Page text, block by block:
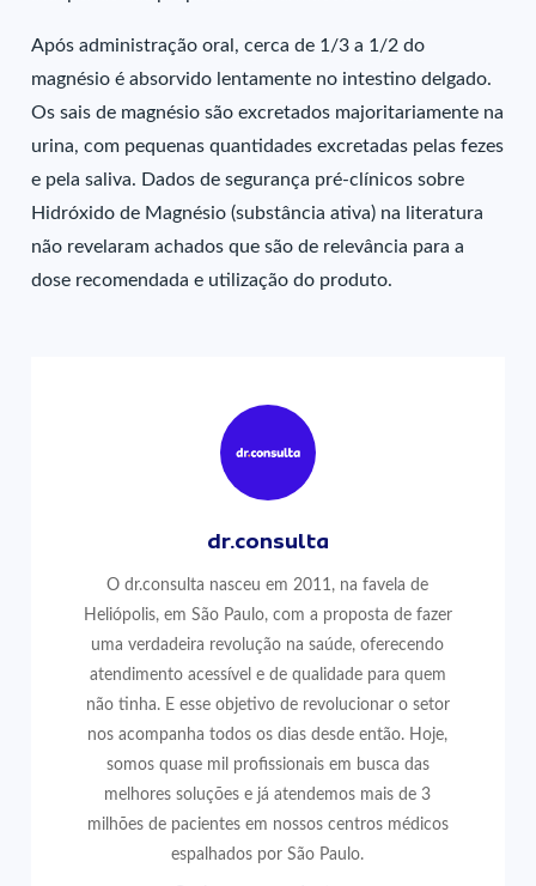
Após administração oral, cerca de 1/3 a 1/2 do
magnésio é absorvido lentamente no intestino delgado.
Os sais de magnésio são excretados majoritariamente na
urina, com pequenas quantidades excretadas pelas fezes
e pela saliva. Dados de segurança pré-clínicos sobre
Hidróxido de Magnésio (substância ativa) na literatura
não revelaram achados que são de relevância para a
dose recomendada e utilização do produto.
dr.consulta
O dr.consulta nasceu em 2011, na favela de
Heliópolis, em São Paulo, com a proposta de fazer
uma verdadeira revolução na saúde, oferecendo
atendimento acessível e de qualidade para quem
não tinha. E esse objetivo de revolucionar o setor
nos acompanha todos os dias desde então. Hoje,
somos quase mil profissionais em busca das
melhores soluções e já atendemos mais de 3
milhões de pacientes em nossos centros médicos
espalhados por São Paulo.